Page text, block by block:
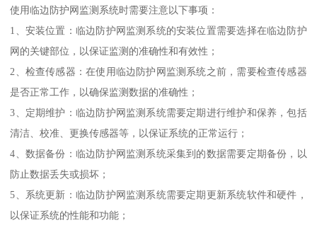
使用临边防护网监测系统时需要注意以下事项：
1、安装位置：临边防护网监测系统的安装位置需要选择在临边防护
网的关键部位，以保证监测的准确性和有效性；
2、检查传感器：在使用临边防护网监测系统之前，需要检查传感器
是否正常工作，以确保监测数据的准确性；
3、定期维护：临边防护网监测系统需要定期进行维护和保养，包括
清洁、校准、更换传感器等，以保证系统的正常运行；
4、数据备份：临边防护网监测系统采集到的数据需要定期备份，以
防止数据丢失或损坏；
5、系统更新：临边防护网监测系统需要定期更新系统软件和硬件，
以保证系统的性能和功能；